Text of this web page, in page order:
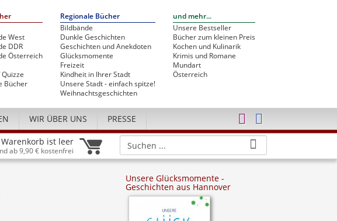
West
DDR
Österreich
Bücher
Regionale Bücher
Bildbände
Dunkle Geschichten
Geschichten und Anekdoten
Glücksmomente
Freizeit
Kindheit in Ihrer Stadt
Unsere Stadt - einfach spitze!
Weihnachtsgeschichten
und mehr...
Unsere Bestseller
Bücher zum kleinen Preis
Kochen und Kulinarik
Krimis und Romane
Mundart
Österreich
WIR ÜBER UNS PRESSE
ist leer
ab 9,90 € kostenfrei
Unsere Glücksmomente -
Geschichten aus Hannover